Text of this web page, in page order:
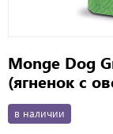
Monge Dog
(ягненок с
в наличии